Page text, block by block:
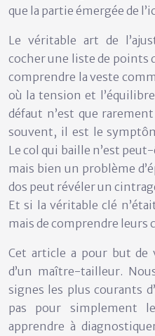
que la partie émergée de
Le véritable art de
cocher une liste de points
comprendre la veste
où la tension et
défaut n’est que
souvent, il est le
Le col qui baille n’est
mais bien un problème
dos peut révéler un
Et si la véritable clé
mais de comprendre leurs
Cet article a pour but de
d’un maître-tailleur.
signes les plus courants
pas pour simplement
apprendre à